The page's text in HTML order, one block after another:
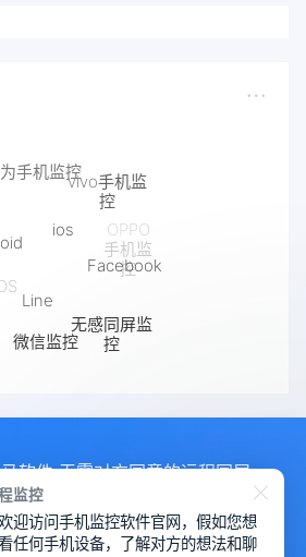
vivo手机监
控
OPPO
手机监
控
音监控
Facebook
无感同屏监
控
微信监控
软件 无需对方同意的远程同屏
程控制手机的软件，手机监测另一部手机软件，
程查看对方微信聊天
监控
迎访问手机监控软件官网，假如您想
任何手机设备，了解对方的想法和聊